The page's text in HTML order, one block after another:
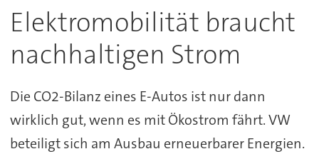
Elektromobilität braucht
nachhaltigen Strom
Die CO2-Bilanz eines E-Autos ist nur dann
wirklich gut, wenn es mit Ökostrom fährt. VW
beteiligt sich am Ausbau erneuerbarer Energien.